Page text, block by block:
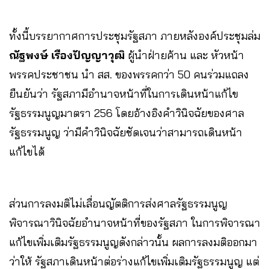
ทั้งนี้บรรยากาศการประชุมรัฐสภา ภายหลังองค์ประชุมล่ม
ณัฐพงษ์ เรืองปัญญาวุฒิ ผู้นำฝ่ายค้าน และ หัวหน้า
พรรคประชาชน นำ สส. ของพรรคกว่า 50 คนร่วมแถลง
ยืนยันว่า รัฐสภามีอำนาจหน้าที่ในการเดินหน้าแก้ไข
รัฐธรรมนูญมาตรา 256 โดยอ้างอิงคำวินิจฉัยของศาล
รัฐธรรมนูญ ว่ามีคำวินิจฉัยชัดเจนว่าสามารถเดินหน้า
แก้ไขได้
ส่วนการลงมติไม่เลื่อนญัตติการส่งศาลรัฐธรรมนูญ
พิจารณาวินิจฉัยอำนาจหน้าที่ของรัฐสภา ในการพิจารณา
แก้ไขเพิ่มเติมรัฐธรรมนูญดังกล่าวนั้น ผลการลงมติออกมา
ว่าให้ รัฐสภาเดินหน้าต่อร่างแก้ไขเพิ่มเติมรัฐธรรมนูญ แต่